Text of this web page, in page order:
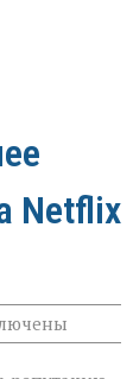
Netflix